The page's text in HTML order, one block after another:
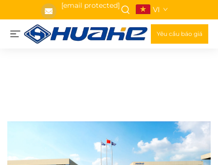
[email protected] VI
Yêu cầu báo giá